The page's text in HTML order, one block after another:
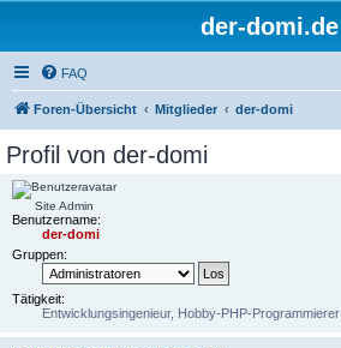
der-domi.de
FAQ
Foren-Übersicht Mitglieder der-domi
Profil von der-domi
Site Admin
Benutzername:
der-domi
Gruppen:
Tätigkeit:
Entwicklungsingenieur, Hobby-PHP-Programmierer